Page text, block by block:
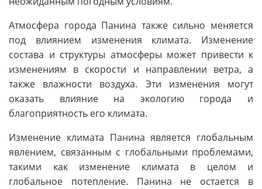
Атмосфера города Панина также сильно меняется
под влиянием изменения климата. Изменение
состава и структуры атмосферы может привести к
изменениям в скорости и направлении ветра, а
также влажности воздуха. Эти изменения могут
оказать влияние на экологию города и
благоприятность его климата.
Изменение климата Панина является глобальным
явлением, связанным с глобальными проблемами,
такими как изменение климата в целом и
глобальное потепление. Панина не остается в